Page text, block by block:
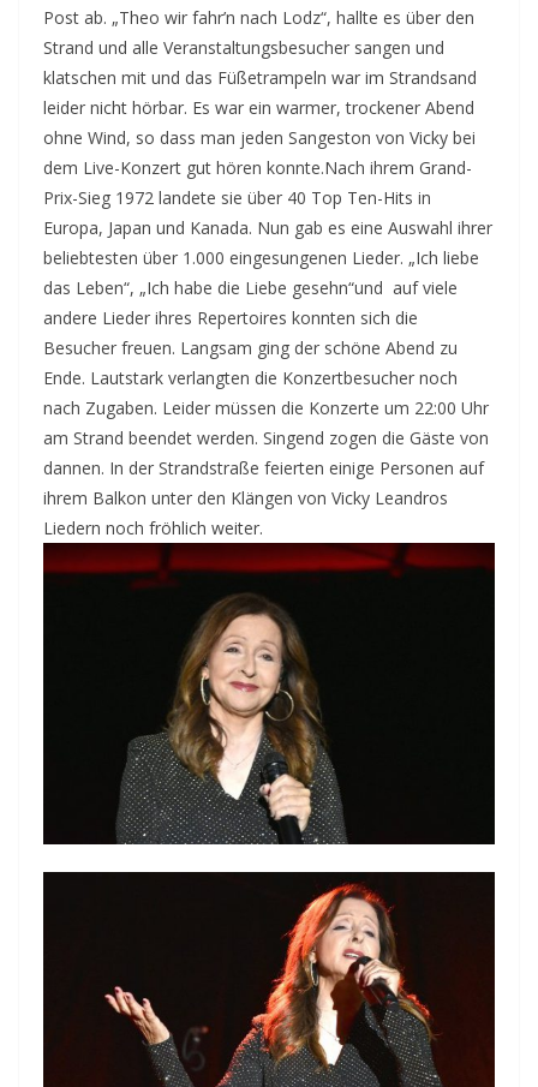
Post ab. „Theo wir fahr’n nach Lodz“, hallte es über den
Strand und alle Veranstaltungsbesucher sangen und
klatschen mit und das Füßetrampeln war im Strandsand
leider nicht hörbar. Es war ein warmer, trockener Abend
ohne Wind, so dass man jeden Sangeston von Vicky bei
dem Live-Konzert gut hören konnte.Nach ihrem Grand-
Prix-Sieg 1972 landete sie über 40 Top Ten-Hits in
Europa, Japan und Kanada. Nun gab es eine Auswahl ihrer
beliebtesten über 1.000 eingesungenen Lieder. „Ich liebe
das Leben“, „Ich habe die Liebe gesehn“und auf viele
andere Lieder ihres Repertoires konnten sich die
Besucher freuen. Langsam ging der schöne Abend zu
Ende. Lautstark verlangten die Konzertbesucher noch
nach Zugaben. Leider müssen die Konzerte um 22:00 Uhr
am Strand beendet werden. Singend zogen die Gäste von
dannen. In der Strandstraße feierten einige Personen auf
ihrem Balkon unter den Klängen von Vicky Leandros
Liedern noch fröhlich weiter.